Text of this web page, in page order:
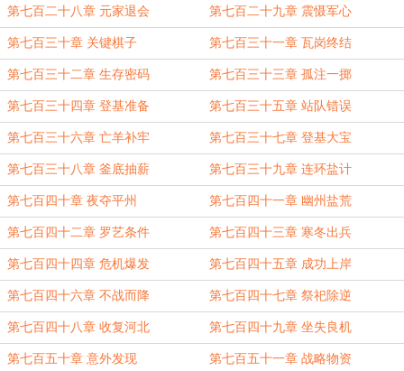
第七百二十八章 元家退会 第七百二十九章 震慑军心
第七百三十章 关键棋子 第七百三十一章 瓦岗终结
第七百三十二章 生存密码 第七百三十三章 孤注一掷
第七百三十四章 登基准备 第七百三十五章 站队错误
第七百三十六章 亡羊补牢 第七百三十七章 登基大宝
第七百三十八章 釜底抽薪 第七百三十九章 连环盐计
第七百四十章 夜夺平州 第七百四十一章 幽州盐荒
第七百四十二章 罗艺条件 第七百四十三章 寒冬出兵
第七百四十四章 危机爆发 第七百四十五章 成功上岸
第七百四十六章 不战而降 第七百四十七章 祭祀除逆
第七百四十八章 收复河北 第七百四十九章 坐失良机
第七百五十章 意外发现 第七百五十一章 战略物资